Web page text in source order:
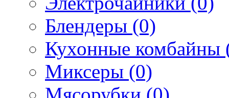
Блендеры (0)
Кухонные комбайны
Миксеры (0)